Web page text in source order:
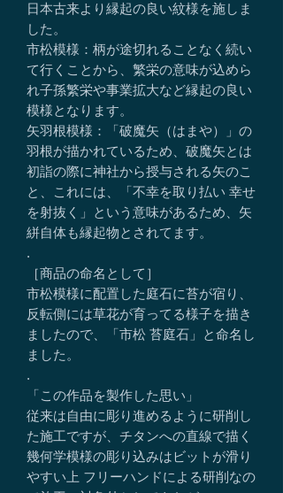
日本古来より縁起の良い紋様を施しま
した。
市松模様：柄が途切れることなく続い
て行くことから、繁栄の意味が込めら
れ子孫繁栄や事業拡大など縁起の良い
模様となります。
矢羽根模様：「破魔矢（はまや）」の
羽根が描かれているため、破魔矢とは
初詣の際に神社から授与される矢のこ
と、これには、「不幸を取り払い 幸せ
を射抜く」という意味があるため、矢
絣自体も縁起物とされてます。
.
［商品の命名として］
市松模様に配置した庭石に苔が宿り、
反転側には草花が育ってる様子を描き
ましたので、「市松 苔庭石」と命名し
ました。
.
「この作品を製作した思い」
従来は自由に彫り進めるように研削し
た施工ですが、チタンへの直線で描く
幾何学模様の彫り込みはビットが滑り
やすい上 フリーハンドによる研削なの